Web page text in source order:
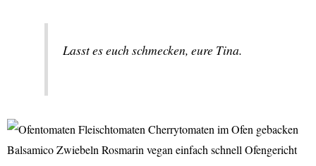
Lasst es euch schmecken, eure Tina.